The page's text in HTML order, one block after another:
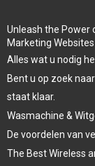
Unleash the Power
Marketing Websites
Alles wat u nodig
Bent u op zoek
staat klaar.
Wasmachine &
De voordelen van
The Best Wireless